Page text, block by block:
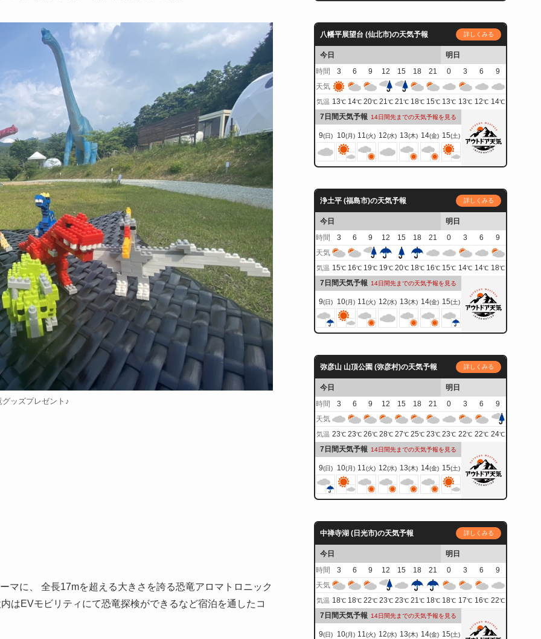
グッズプレゼント♪
マに、 全長17mを超える大きさを誇る恐竜アロマトロニック
はEVモビリティにて恐竜探検ができるなど宿泊を通したコ
八幡平展望台 (仙北市)の天気予報 詳しくみる
今日
明日
時間
3 6 9 12 15 18 21 0 3 6
9
天気
気温 13℃ 14℃ 20℃ 21℃ 21℃ 18℃ 15℃ 13℃ 13℃ 12℃ 14℃
7日間天気予報 14日間先までの天気予報を見る
9(日) 10(月) 11(火) 12(水) 13(木) 14(金) 15(土)
浄土平 (福島市)の天気予報 詳しくみる
今日
明日
時間
3 6 9 12 15 18 21 0 3 6
9
天気
気温 15℃ 16℃ 19℃ 19℃ 20℃ 18℃ 16℃ 15℃ 14℃ 14℃ 18℃
7日間天気予報 14日間先までの天気予報を見る
9(日) 10(月) 11(火) 12(水) 13(木) 14(金) 15(土)
弥彦山 山頂公園 (弥彦村)の天気予報 詳しくみる
今日
明日
時間
3 6 9 12 15 18 21 0 3 6
9
天気
気温 23℃ 23℃ 26℃ 28℃ 27℃ 25℃ 23℃ 23℃ 22℃ 22℃ 24℃
7日間天気予報 14日間先までの天気予報を見る
9(日) 10(月) 11(火) 12(水) 13(木) 14(金) 15(土)
中禅寺湖 (日光市)の天気予報 詳しくみる
今日
明日
時間
3 6 9 12 15 18 21 0 3 6
9
天気
気温 18℃ 18℃ 22℃ 23℃ 23℃ 21℃ 18℃ 18℃ 17℃ 16℃ 22℃
7日間天気予報 14日間先までの天気予報を見る
9(日) 10(月) 11(火) 12(水) 13(木) 14(金) 15(土)